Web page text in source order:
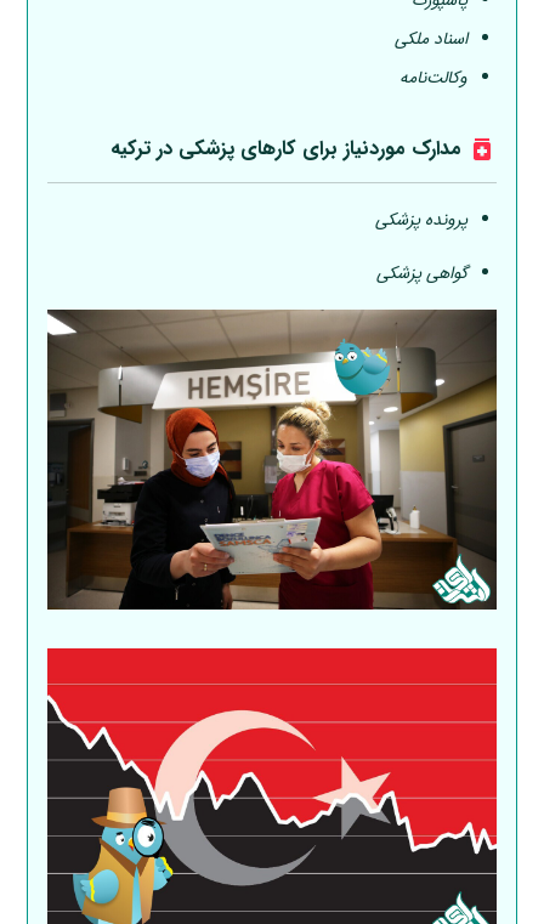
اسناد ملکی
وکالت‌نامه
مدارک موردنیاز برای کارهای پزشکی در ترکیه
پرونده پزشکی
گواهی پزشکی